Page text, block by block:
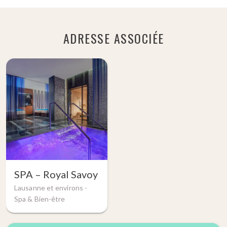
ADRESSE ASSOCIÉE
SPA – Royal Savoy
Lausanne et environs -
Spa & Bien-être